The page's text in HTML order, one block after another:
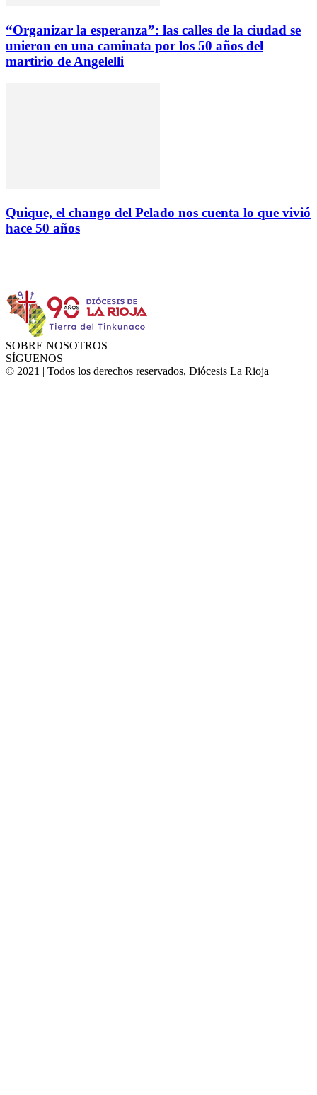
“Organizar la esperanza”: las calles de la ciudad se
unieron en una caminata por los 50 años del
martirio de Angelelli
Quique, el chango del Pelado nos cuenta lo que vivió
hace 50 años
SOBRE NOSOTROS
SÍGUENOS
© 2021 | Todos los derechos reservados, Diócesis La Rioja